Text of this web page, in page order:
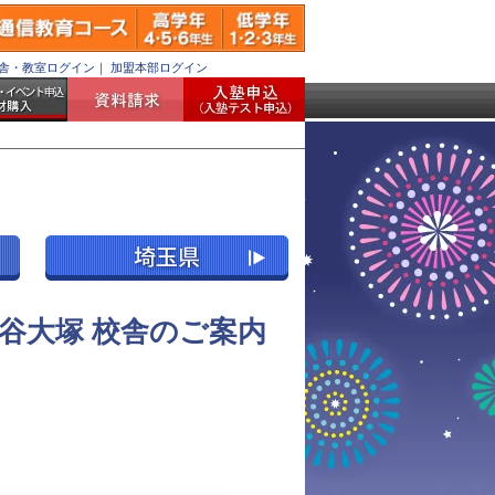
・教室ログイン ｜ 加盟本部ログイン
大塚 校舎のご案内